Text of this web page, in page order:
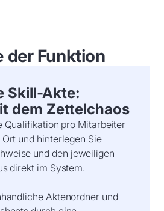
der Funktion
Skill-Akte:
dem Zettelchaos
Qualifikation pro Mitarbeiter
und hinterlegen Sie
und den jeweiligen
direkt im System.
Aktenordner und